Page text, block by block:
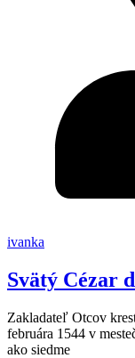
ivanka
Svätý Cézar
Zakladateľ Otcov
februára 1544 v
ako siedme